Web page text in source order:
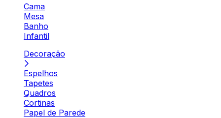
Cama
Mesa
Banho
Infantil
Decoração
Espelhos
Tapetes
Quadros
Cortinas
Papel de Parede